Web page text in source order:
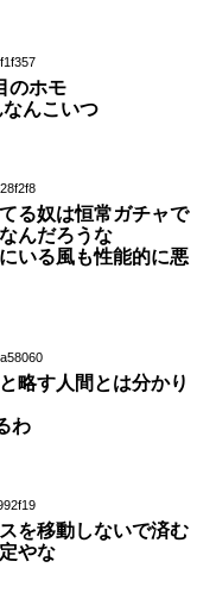
のホモ
んこいつ
る奴は恒常ガチャで
んだろうな
いる風も性能的に悪
略す人間とは分かり
わ
を移動しないで済む
やな